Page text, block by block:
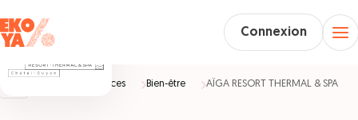
Connexion
Vacances Bien-être AÏGA RESORT THERMAL & SPA